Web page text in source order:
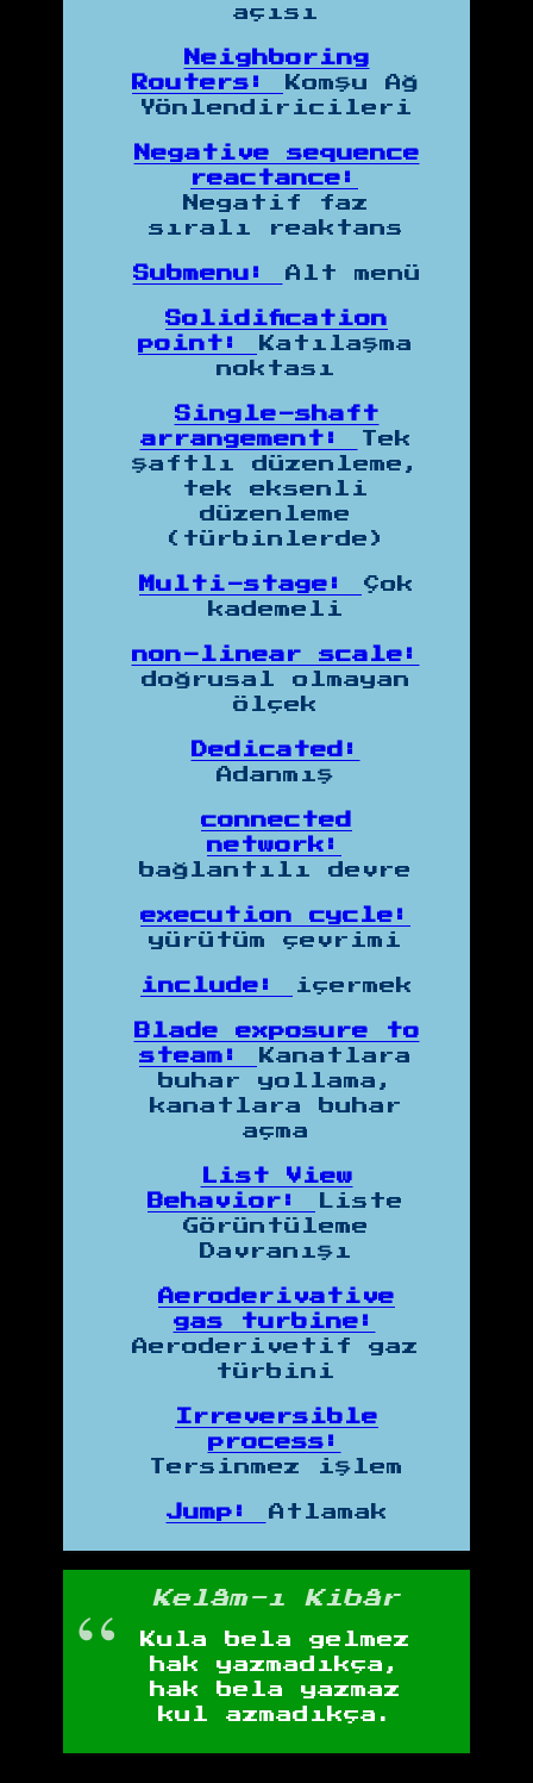
açısı
Neighboring
Routers:
Komşu Ağ
Yönlendiricileri
Negative sequence
reactance:
Negatif faz
sıralı reaktans
Submenu: Alt menü
Solidification
point:
Katılaşma
noktası
Single-shaft
arrangement:
Tek
şaftlı düzenleme,
tek eksenli
düzenleme
(türbinlerde)
Multi-stage:
Çok
kademeli
non-linear scale:
doğrusal olmayan
ölçek
Dedicated:
Adanmış
connected
network:
bağlantılı devre
execution cycle:
yürütüm çevrimi
include: içermek
Blade exposure to
steam:
Kanatlara
buhar yollama,
kanatlara buhar
açma
List View
Behavior:
Liste
Görüntüleme
Davranışı
Aeroderivative
gas turbine:
Aeroderivetif gaz
türbini
Irreversible
process:
Tersinmez işlem
Jump: Atlamak
Kelâm-ı Kibâr
Kula bela gelmez
hak yazmadıkça,
hak bela yazmaz
kul azmadıkça.